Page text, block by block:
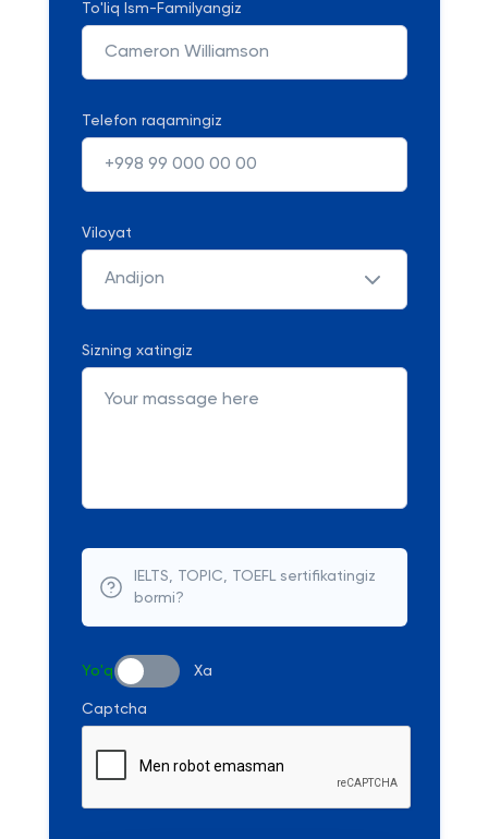
To'liq Ism-Familyangiz
Telefon raqamingiz
Viloyat
Andijon
Sizning xatingiz
IELTS, TOPIC, TOEFL sertifikatingiz
bormi?
Yo'q Xa
Captcha